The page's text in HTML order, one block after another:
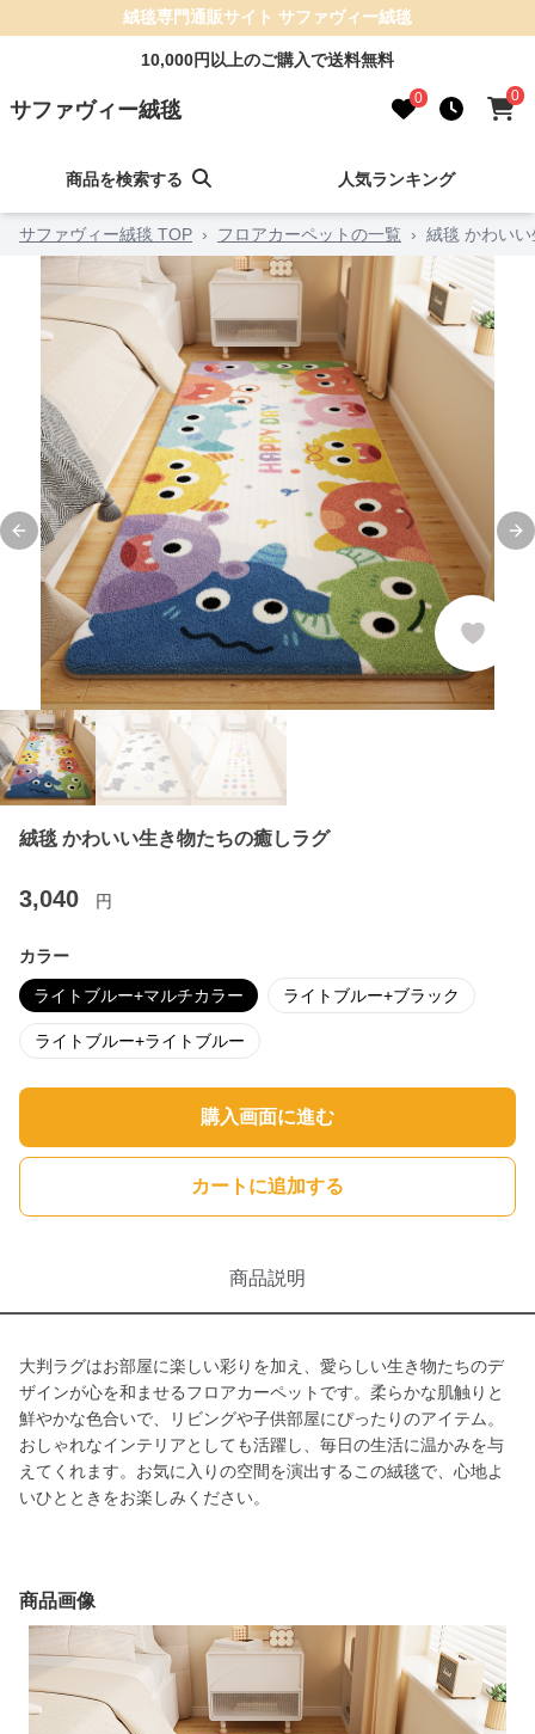
絨毯専門通販サイト サファヴィー絨毯
10,000円以上のご購入で送料無料
サファヴィー絨毯 0 0
商品を検索する 人気ランキング
サファヴィー絨毯 TOP › フロアカーペットの一覧 › 絨毯 かわい
Previous slide
絨毯 かわいい生き物たちの癒しラグ
3,040 円
カラー
ライトブルー+マルチカラー ライトブルー+ブラック
ライトブルー+ライトブルー
購入画面に進む
カートに追加する
商品説明
大判ラグはお部屋に楽しい彩りを加え、愛らしい生き物たちのデ
ザインが心を和ませるフロアカーペットです。柔らかな肌触りと
鮮やかな色合いで、リビングや子供部屋にぴったりのアイテム。
おしゃれなインテリアとしても活躍し、毎日の生活に温かみを与
えてくれます。お気に入りの空間を演出するこの絨毯で、心地よ
いひとときをお楽しみください。
商品画像